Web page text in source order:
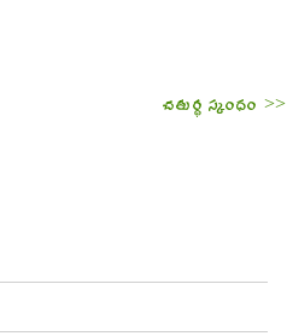
చతుర్థ స్కంధం >>